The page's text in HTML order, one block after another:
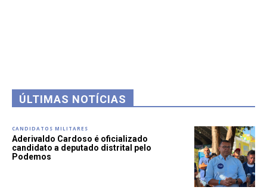
ÚLTIMAS NOTÍCIAS
CANDIDATOS MILITARES
Aderivaldo Cardoso é oficializado
candidato a deputado distrital pelo
Podemos